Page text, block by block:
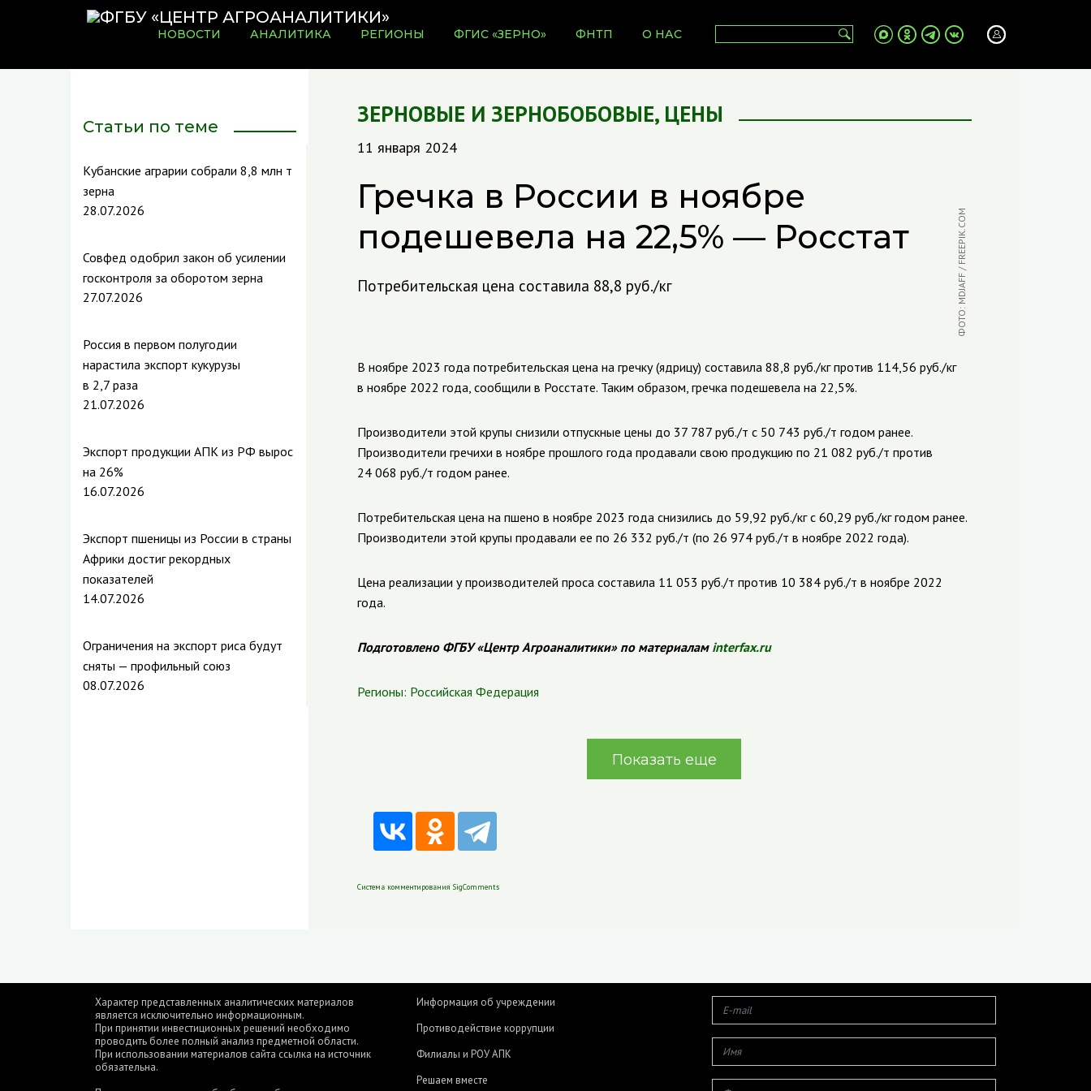
НОВОСТИ АНАЛИТИКА РЕГИОНЫ ФГИС «ЗЕРНО» ФНТП О НАС
Статьи по теме
Кубанские аграрии собрали 8,8 млн т
зерна
28.07.2026
Совфед одобрил закон об усилении
госконтроля за оборотом зерна
27.07.2026
Россия в первом полугодии
нарастила экспорт кукурузы
в 2,7 раза
21.07.2026
Экспорт продукции АПК из РФ вырос
на 26%
16.07.2026
Экспорт пшеницы из России в страны
Африки достиг рекордных
показателей
14.07.2026
Ограничения на экспорт риса будут
сняты — профильный союз
08.07.2026
ЗЕРНОВЫЕ И ЗЕРНОБОБОВЫЕ, ЦЕНЫ
11 января 2024
Гречка в России в ноябре
подешевела на 22,5% — Росстат
Потребительская цена составила 88,8 руб./кг ФОТО: MDJAFF / FREEPIK.COM
В ноябре 2023 года потребительская цена на гречку (ядрицу) составила 88,8 руб./кг против 114,56 руб./кг
в ноябре 2022 года, сообщили в Росстате. Таким образом, гречка подешевела на 22,5%.
Производители этой крупы снизили отпускные цены до 37 787 руб./т с 50 743 руб./т годом ранее.
Производители гречихи в ноябре прошлого года продавали свою продукцию по 21 082 руб./т против
24 068 руб./т годом ранее.
Потребительская цена на пшено в ноябре 2023 года снизились до 59,92 руб./кг с 60,29 руб./кг годом ранее.
Производители этой крупы продавали ее по 26 332 руб./т (по 26 974 руб./т в ноябре 2022 года).
Цена реализации у производителей проса составила 11 053 руб./т против 10 384 руб./т в ноябре 2022
года.
Подготовлено ФГБУ «Центр Агроаналитики» по материалам interfax.ru
Регионы: Российская Федерация
Показать еще
Система комментирования SigComments
Характер представленных аналитических материалов
является исключительно информационным.
При принятии инвестиционных решений необходимо
проводить более полный анализ предметной области.
При использовании материалов сайта ссылка на источник
обязательна.
Информация об учреждении
Противодействие коррупции
Филиалы и РОУ АПК
Решаем вместе